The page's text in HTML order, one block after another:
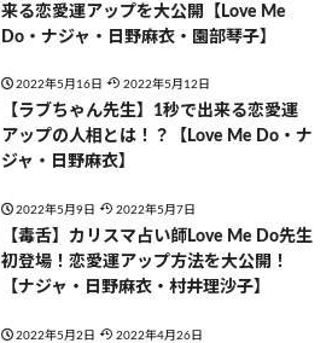
来る恋愛運アップを大公開【Love Me
Do・ナジャ・日野麻衣・園部琴子】
2022年5月16日 2022年5月12日
【ラブちゃん先生】1秒で出来る恋愛運
アップの人相とは！？【Love Me Do・ナ
ジャ・日野麻衣】
2022年5月9日 2022年5月7日
【毒舌】カリスマ占い師Love Me Do先生
初登場！恋愛運アップ方法を大公開！
【ナジャ・日野麻衣・村井理沙子】
2022年5月2日 2022年4月26日